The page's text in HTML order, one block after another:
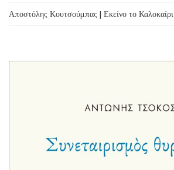
Αποστόλης Κουτσούμπας | Εκείνο το Καλοκαίρι